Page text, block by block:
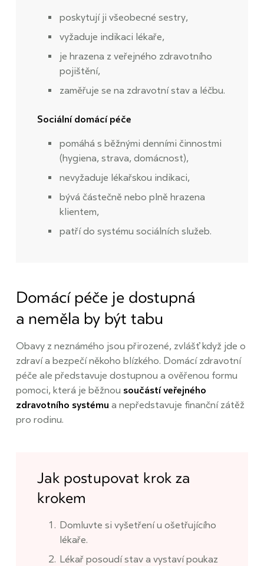
poskytují ji všeobecné sestry,
vyžaduje indikaci lékaře,
je hrazena z veřejného zdravotního
pojištění,
zaměřuje se na zdravotní stav a léčbu.
Sociální domácí péče
pomáhá s běžnými denními činnostmi
(hygiena, strava, domácnost),
nevyžaduje lékařskou indikaci,
bývá částečně nebo plně hrazena
klientem,
patří do systému sociálních služeb.
Domácí péče je dostupná
a neměla by být tabu
Obavy z neznámého jsou přirozené, zvlášť když jde o
zdraví a bezpečí někoho blízkého. Domácí zdravotní
péče ale představuje dostupnou a ověřenou formu
pomoci, která je běžnou součástí veřejného
zdravotního systému a nepředstavuje finanční zátěž
pro rodinu.
Jak postupovat krok za
krokem
Domluvte si vyšetření u ošetřujícího
lékaře.
Lékař posoudí stav a vystaví poukaz